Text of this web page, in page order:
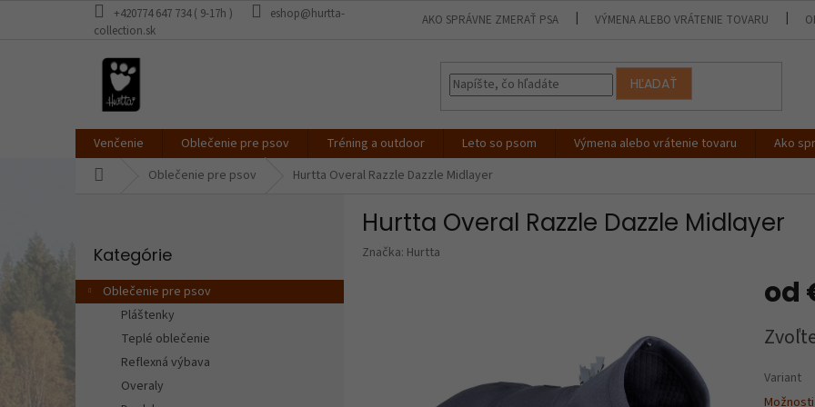
+420774 647 734 ( 9-17h )
eshop@hurtta-
collection.sk
AKO SPRÁVNE ZMERAŤ PSA VÝMENA ALEBO VRÁTENIE TOVARU
HĽADAŤ
Venčenie Oblečenie pre psov Tréning a outdoor Leto so psom Výmena alebo vrátenie tovaru Ako
Oblečenie pre psov Hurtta Overal Razzle Dazzle Midlayer
ý
p
kategórie
Kategórie
Oblečenie pre psov
Pláštenky
Teplé oblečenie
Reflexná výbava
Overaly
Hurtta Overal Razzle Dazzle Midlayer
Značka: Hurtta
od
cena:
Variant